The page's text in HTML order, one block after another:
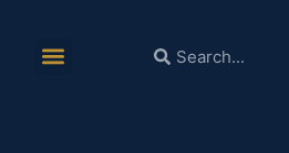
السلام والتعاون البناء